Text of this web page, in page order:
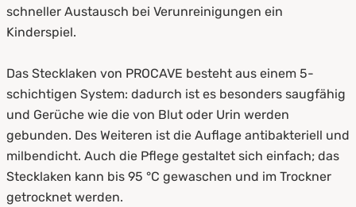
schneller Austausch bei Verunreinigungen ein
Kinderspiel.
Das Stecklaken von PROCAVE besteht aus einem 5-
schichtigen System: dadurch ist es besonders saugfähig
und Gerüche wie die von Blut oder Urin werden
gebunden. Des Weiteren ist die Auflage antibakteriell und
milbendicht. Auch die Pflege gestaltet sich einfach; das
Stecklaken kann bis 95 °C gewaschen und im Trockner
getrocknet werden.